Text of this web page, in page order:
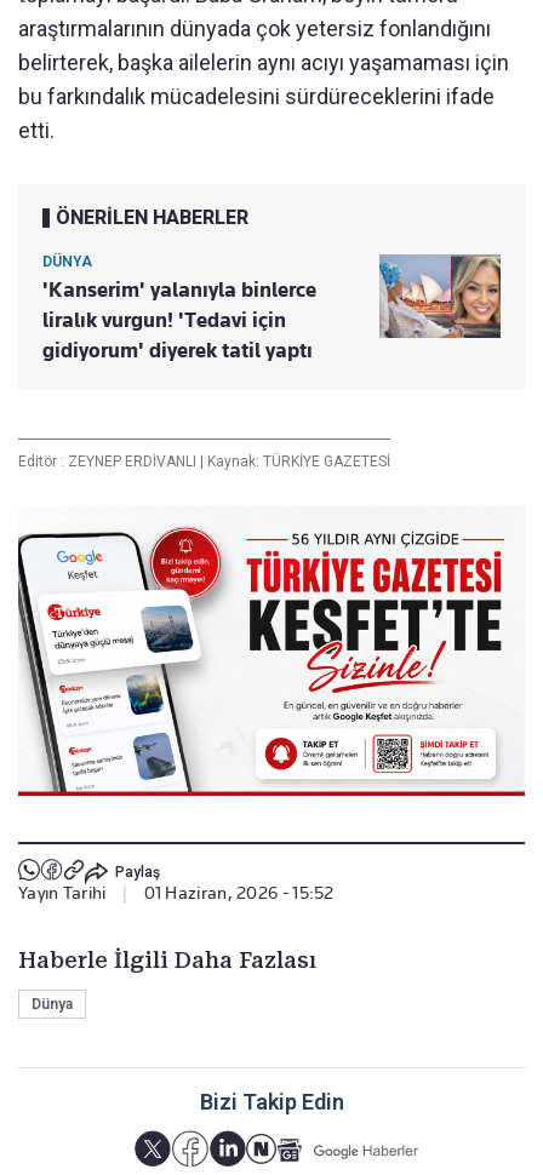
araştırmalarının dünyada çok yetersiz fonlandığını
belirterek, başka ailelerin aynı acıyı yaşamaması için
bu farkındalık mücadelesini sürdüreceklerini ifade
etti.
ÖNERİLEN HABERLER
DÜNYA
'Kanserim' yalanıyla binlerce
liralık vurgun! 'Tedavi için
gidiyorum' diyerek tatil yaptı
Editör : ZEYNEP ERDİVANLI | Kaynak: TÜRKİYE GAZETESİ
Paylaş
Yayın Tarihi 01 Haziran, 2026 - 15:52
Haberle İlgili Daha Fazlası
Dünya
Bizi Takip Edin